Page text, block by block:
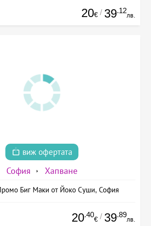
20€ / 39.12
лв.
виж офертата
София Хапване
Биг Маки от Йоко Суши, София
20.40
€ / 39.89
лв.